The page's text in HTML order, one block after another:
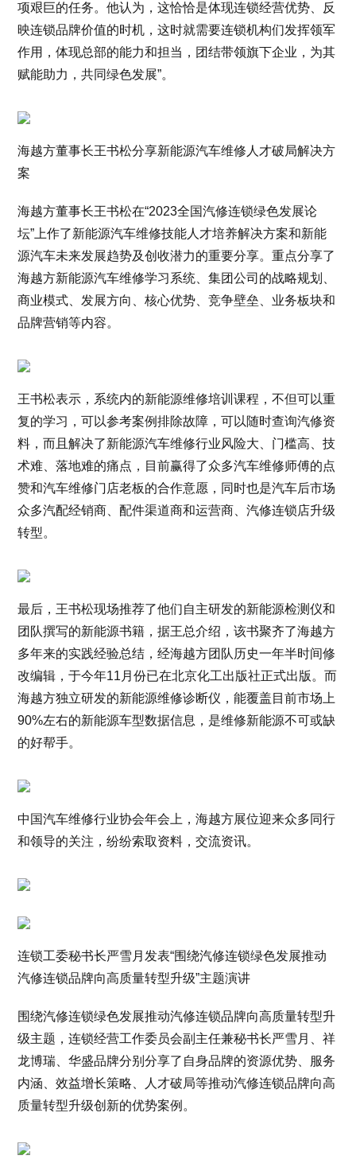
项艰巨的任务。他认为，这恰恰是体现连锁经营优势、反
映连锁品牌价值的时机，这时就需要连锁机构们发挥领军
作用，体现总部的能力和担当，团结带领旗下企业，为其
赋能助力，共同绿色发展”。
海越方董事长王书松分享新能源汽车维修人才破局解决方
案
海越方董事长王书松在“2023全国汽修连锁绿色发展论
坛”上作了新能源汽车维修技能人才培养解决方案和新能
源汽车未来发展趋势及创收潜力的重要分享。重点分享了
海越方新能源汽车维修学习系统、集团公司的战略规划、
商业模式、发展方向、核心优势、竞争壁垒、业务板块和
品牌营销等内容。
王书松表示，系统内的新能源维修培训课程，不但可以重
复的学习，可以参考案例排除故障，可以随时查询汽修资
料，而且解决了新能源汽车维修行业风险大、门槛高、技
术难、落地难的痛点，目前赢得了众多汽车维修师傅的点
赞和汽车维修门店老板的合作意愿，同时也是汽车后市场
众多汽配经销商、配件渠道商和运营商、汽修连锁店升级
转型。
最后，王书松现场推荐了他们自主研发的新能源检测仪和
团队撰写的新能源书籍，据王总介绍，该书聚齐了海越方
多年来的实践经验总结，经海越方团队历史一年半时间修
改编辑，于今年11月份已在北京化工出版社正式出版。而
海越方独立研发的新能源维修诊断仪，能覆盖目前市场上
90%左右的新能源车型数据信息，是维修新能源不可或缺
的好帮手。
中国汽车维修行业协会年会上，海越方展位迎来众多同行
和领导的关注，纷纷索取资料，交流资讯。
连锁工委秘书长严雪月发表“围绕汽修连锁绿色发展推动
汽修连锁品牌向高质量转型升级”主题演讲
围绕汽修连锁绿色发展推动汽修连锁品牌向高质量转型升
级主题，连锁经营工作委员会副主任兼秘书长严雪月、祥
龙博瑞、华盛品牌分别分享了自身品牌的资源优势、服务
内涵、效益增长策略、人才破局等推动汽修连锁品牌向高
质量转型升级创新的优势案例。